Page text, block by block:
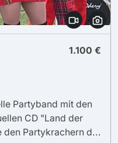
1.100 €
Partyband mit den
CD "Land der
den Partykrachern d...